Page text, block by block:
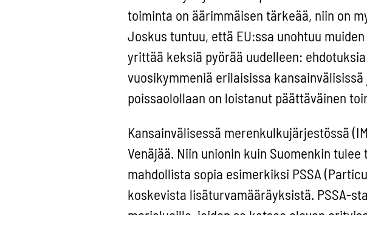
toiminta on äärimmäisen tärkeää, niin on
Joskus tuntuu, että EU:ssa unohtuu
yrittää keksiä pyörää uudelleen:
vuosikymmeniä erilaisissa
poissaolollaan on loistanut päättäväinen
Kansainvälisessä merenkulkujärjestössä
Venäjää. Niin unionin kuin Suomenkin tulee
mahdollista sopia esimerkiksi PSSA
koskevista lisäturvamääräyksistä. PSSA-
merialueille, joiden se katsoo olevan